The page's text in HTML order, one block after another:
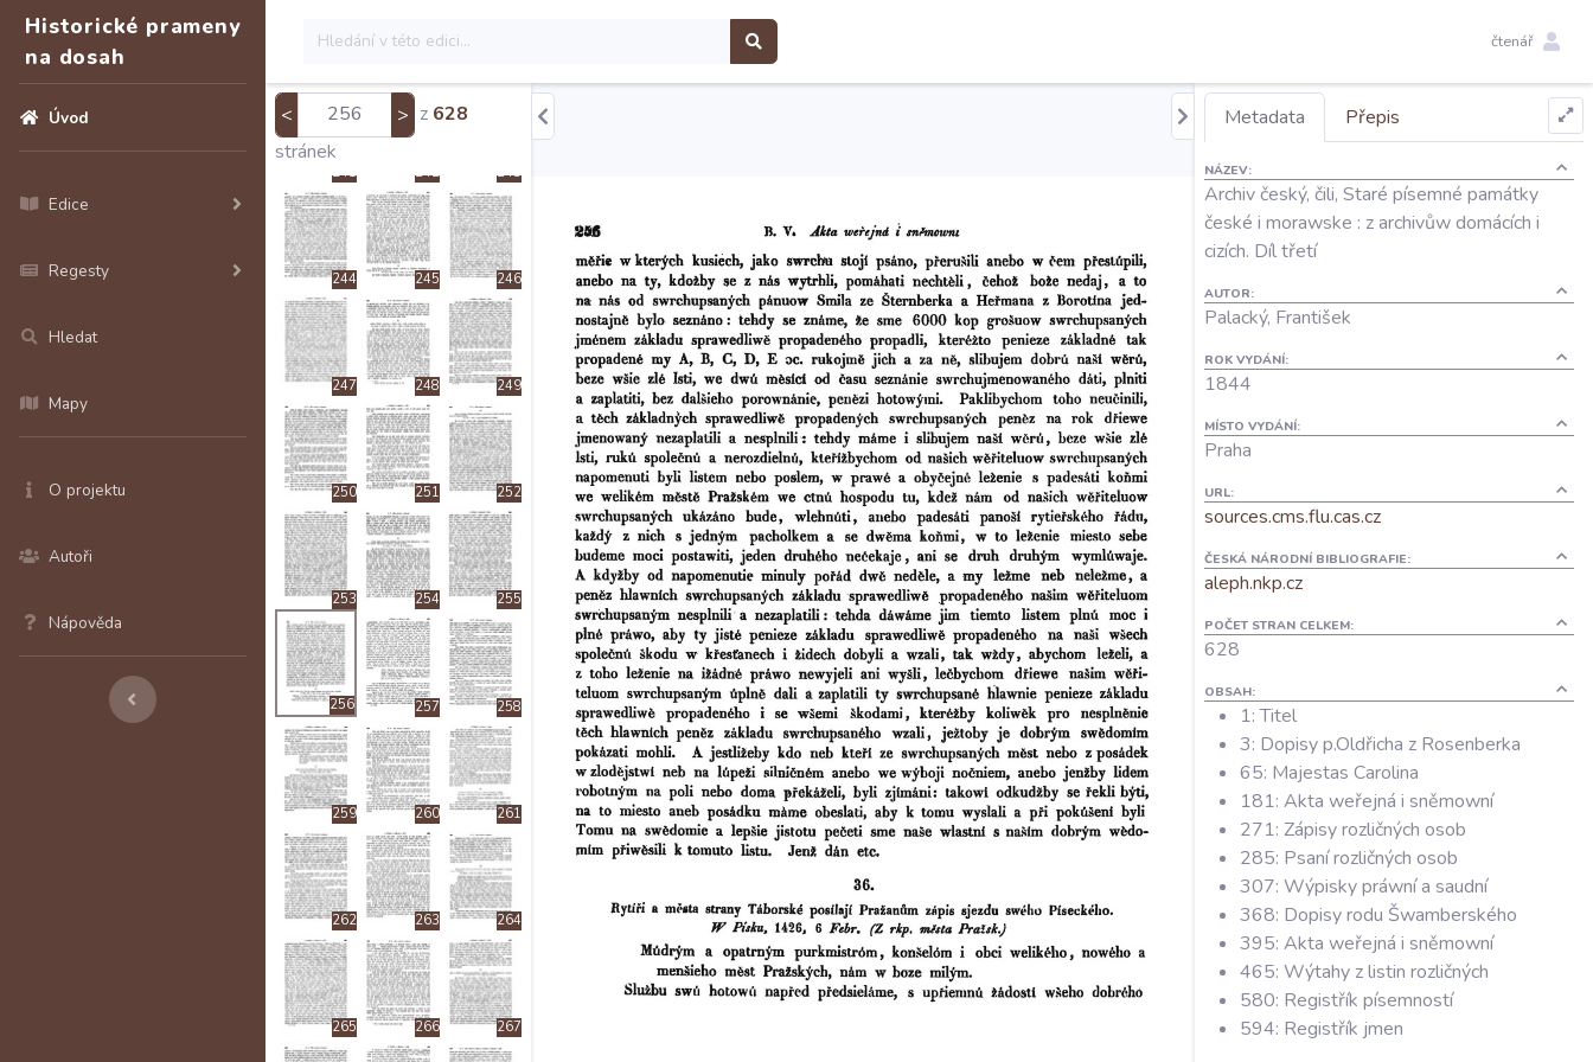
Historické prameny
na dosah
Úvod
Edice
Regesty
Hledat
Mapy
O projektu
Autoři
Nápověda
čtenář
< > z 628
stránek
241 242 243
244 245 246
247 248 249
250 251 252
253 254 255
256 257 258
259 260 261
262 263 264
265 266 267
Metadata Přepis
NÁZEV:
Archiv český, čili, Staré písemné památky
české i morawske : z archivůw domácích i
cizích. Díl třetí
AUTOR:
Palacký, František
ROK VYDÁNÍ:
1844
MÍSTO VYDÁNÍ:
Praha
URL:
sources.cms.flu.cas.cz
ČESKÁ NÁRODNÍ BIBLIOGRAFIE:
aleph.nkp.cz
POČET STRAN CELKEM:
628
OBSAH:
1: Titel
3: Dopisy p.Oldřicha z Rosenberka
65: Majestas Carolina
181: Akta weřejná i sněmowní
271: Zápisy rozličných osob
285: Psaní rozličných osob
307: Wýpisky práwní a saudní
368: Dopisy rodu Šwamberského
395: Akta weřejná i sněmowní
465: Wýtahy z listin rozličných
580: Registřík písemností
594: Registřík jmen